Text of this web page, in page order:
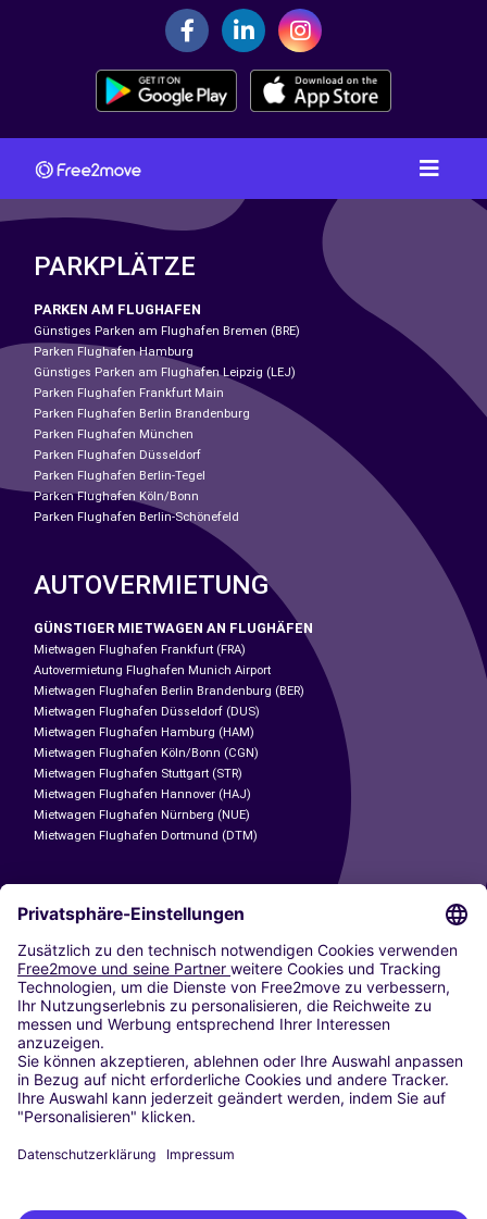
PARKPLÄTZE
PARKEN AM FLUGHAFEN
Günstiges Parken am Flughafen Bremen (BRE)
Parken Flughafen Hamburg
Günstiges Parken am Flughafen Leipzig (LEJ)
Parken Flughafen Frankfurt Main
Parken Flughafen Berlin Brandenburg
Parken Flughafen München
Parken Flughafen Düsseldorf
Parken Flughafen Berlin-Tegel
Parken Flughafen Köln/Bonn
Parken Flughafen Berlin-Schönefeld
AUTOVERMIETUNG
GÜNSTIGER MIETWAGEN AN FLUGHÄFEN
Mietwagen Flughafen Frankfurt (FRA)
Autovermietung Flughafen Munich Airport
Mietwagen Flughafen Berlin Brandenburg (BER)
Mietwagen Flughafen Düsseldorf (DUS)
Mietwagen Flughafen Hamburg (HAM)
Mietwagen Flughafen Köln/Bonn (CGN)
Mietwagen Flughafen Stuttgart (STR)
Mietwagen Flughafen Hannover (HAJ)
Mietwagen Flughafen Nürnberg (NUE)
Mietwagen Flughafen Dortmund (DTM)
CARSHARING
UNSERE STÄDTE
Paris
Madrid
Washington DC
Mailand
Rom
Turin
Wien
Berlin
Düsseldorf